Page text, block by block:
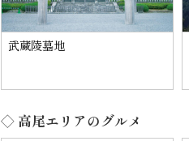
武蔵陵墓地
◇ 高尾エリアのグルメ